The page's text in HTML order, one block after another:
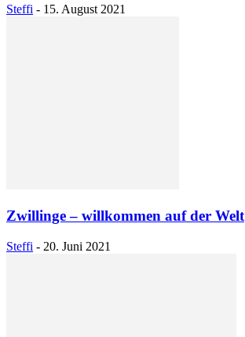
Steffi - 15. August 2021
Zwillinge – willkommen auf der Welt
Steffi - 20. Juni 2021